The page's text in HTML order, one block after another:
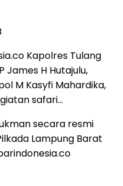
Kapolres Tulang
James H Hutajulu,
M Kasyfi Mahardika,
safari…